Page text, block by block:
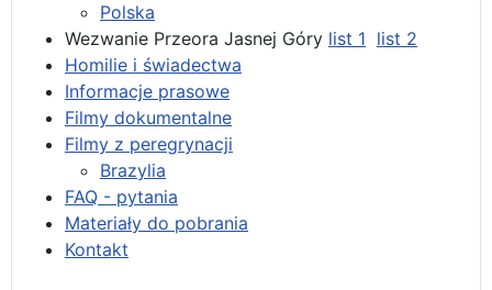
Polska
Wezwanie Przeora Jasnej Góry list 1 list 2
Homilie i świadectwa
Informacje prasowe
Filmy dokumentalne
Filmy z peregrynacji
Brazylia
FAQ - pytania
Materiały do pobrania
Kontakt